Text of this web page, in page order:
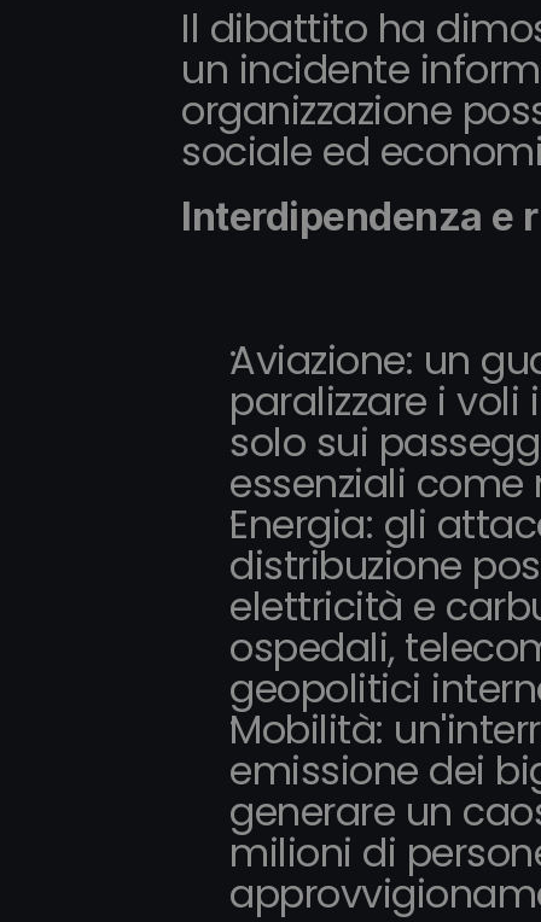
Il dibattito ha
un incidente
organizzazione
sociale ed
Interdipendenza e
Aviazione: un
paralizzare i
solo sui
essenziali
Energia: gli
distribuzione
elettricità e
ospedali,
geopolitici
Mobilità:
emissione dei
generare un
milioni di